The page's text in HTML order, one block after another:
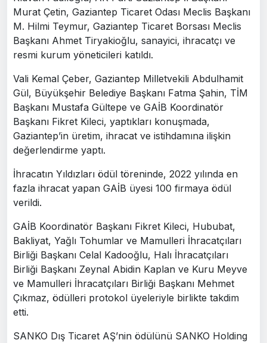
Murat Çetin, Gaziantep Ticaret Odası Meclis Başkanı
M. Hilmi Teymur, Gaziantep Ticaret Borsası Meclis
Başkanı Ahmet Tiryakioğlu, sanayici, ihracatçı ve
resmi kurum yöneticileri katıldı.
Vali Kemal Çeber, Gaziantep Milletvekili Abdulhamit
Gül, Büyükşehir Belediye Başkanı Fatma Şahin, TİM
Başkanı Mustafa Gültepe ve GAİB Koordinatör
Başkanı Fikret Kileci, yaptıkları konuşmada,
Gaziantep’in üretim, ihracat ve istihdamına ilişkin
değerlendirme yaptı.
İhracatın Yıldızları ödül töreninde, 2022 yılında en
fazla ihracat yapan GAİB üyesi 100 firmaya ödül
verildi.
GAİB Koordinatör Başkanı Fikret Kileci, Hububat,
Bakliyat, Yağlı Tohumlar ve Mamulleri İhracatçıları
Birliği​​ Başkanı Celal Kadooğlu, Halı İhracatçıları
Birliği Başkanı Zeynal Abidin Kaplan ve Kuru Meyve
ve Mamulleri İhracatçıları Birliği Başkanı Mehmet
Çıkmaz, ödülleri protokol üyeleriyle birlikte takdim
etti.
SANKO Dış Ticaret AŞ’nin ödülünü SANKO Holding